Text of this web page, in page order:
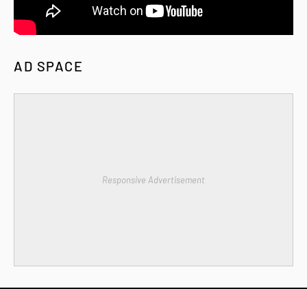
AD SPACE
Responsive Advertisement